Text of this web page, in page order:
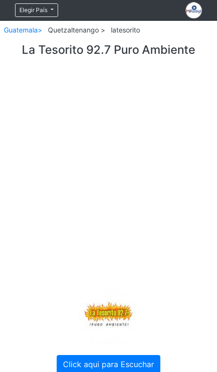
Elegir País
Guatemala> Quetzaltenango > latesorito
La Tesorito 92.7 Puro Ambiente
Click aqui para Escuchar